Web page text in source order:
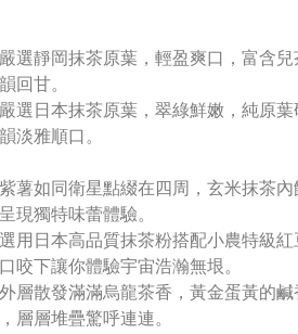
選靜岡抹茶原葉，輕盈爽口，富含兒
回甘。
選日本抹茶原葉，翠綠鮮嫩，純原葉
淡雅順口。
薯如同衛星點綴在四周，玄米抹茶內
現獨特味蕾體驗。
用日本高品質抹茶粉搭配小農特級紅
咬下讓你體驗宇宙浩瀚無垠。
層散發滿滿烏龍茶香，黃金蛋黃的鹹
層層堆疊驚呼連連。